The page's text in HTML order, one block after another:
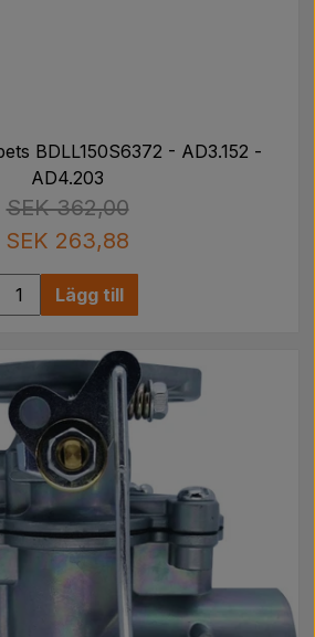
BDLL150S6372 - AD3.152 -
AD4.203
SEK 362,00
SEK 263,88
Lägg till